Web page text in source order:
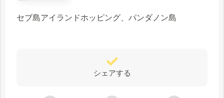
セブ島アイランドホッピング、パンダノン島
シェアする